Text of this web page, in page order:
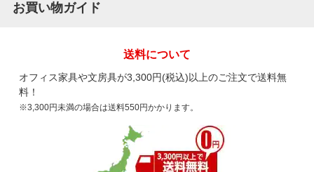
お買い物ガイド
送料について
オフィス家具や文房具が3,300円(税込)以上のご注文で送料無
料！
※3,300円未満の場合は送料550円かかります。